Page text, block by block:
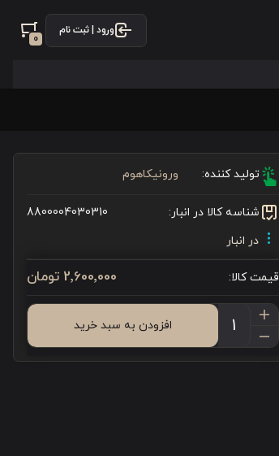
ورود | ثبت نام
0
تولید کننده: ورونیکاهوم
شناسه کالا در انبار:
8800004030310
در انبار
قیمت کالا: 2٬600٬000 تومان
افزودن به سبد خرید